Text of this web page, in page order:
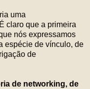
uma
claro que a primeira
nós expressamos
espécie de vínculo, de
de
de networking, de